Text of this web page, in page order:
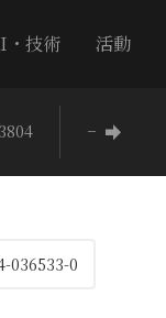
・技術 活動
−
036533-0